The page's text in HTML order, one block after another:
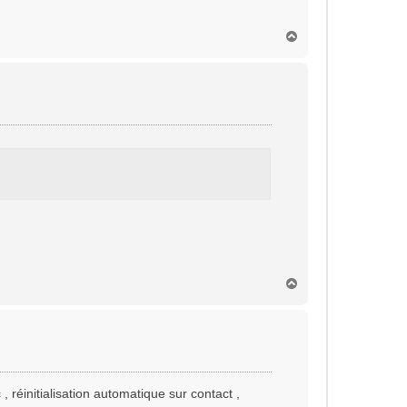
automatique sur contact ,